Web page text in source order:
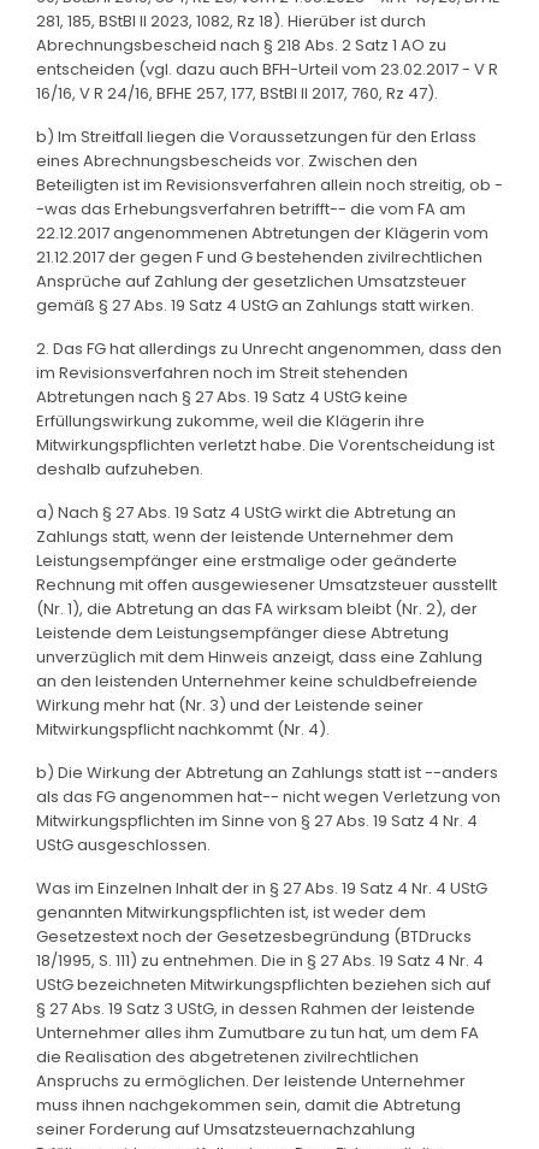
281, 185, BStBl II 2023, 1082, Rz 18). Hierüber ist durch
Abrechnungsbescheid nach § 218 Abs. 2 Satz 1 AO zu
entscheiden (vgl. dazu auch BFH-Urteil vom 23.02.2017 - V R
16/16, V R 24/16, BFHE 257, 177, BStBl II 2017, 760, Rz 47).
b) Im Streitfall liegen die Voraussetzungen für den Erlass
eines Abrechnungsbescheids vor. Zwischen den
Beteiligten ist im Revisionsverfahren allein noch streitig, ob -
-was das Erhebungsverfahren betrifft-- die vom FA am
22.12.2017 angenommenen Abtretungen der Klägerin vom
21.12.2017 der gegen F und G bestehenden zivilrechtlichen
Ansprüche auf Zahlung der gesetzlichen Umsatzsteuer
gemäß § 27 Abs. 19 Satz 4 UStG an Zahlungs statt wirken.
2. Das FG hat allerdings zu Unrecht angenommen, dass den
im Revisionsverfahren noch im Streit stehenden
Abtretungen nach § 27 Abs. 19 Satz 4 UStG keine
Erfüllungswirkung zukomme, weil die Klägerin ihre
Mitwirkungspflichten verletzt habe. Die Vorentscheidung ist
deshalb aufzuheben.
a) Nach § 27 Abs. 19 Satz 4 UStG wirkt die Abtretung an
Zahlungs statt, wenn der leistende Unternehmer dem
Leistungsempfänger eine erstmalige oder geänderte
Rechnung mit offen ausgewiesener Umsatzsteuer ausstellt
(Nr. 1), die Abtretung an das FA wirksam bleibt (Nr. 2), der
Leistende dem Leistungsempfänger diese Abtretung
unverzüglich mit dem Hinweis anzeigt, dass eine Zahlung
an den leistenden Unternehmer keine schuldbefreiende
Wirkung mehr hat (Nr. 3) und der Leistende seiner
Mitwirkungspflicht nachkommt (Nr. 4).
b) Die Wirkung der Abtretung an Zahlungs statt ist --anders
als das FG angenommen hat-- nicht wegen Verletzung von
Mitwirkungspflichten im Sinne von § 27 Abs. 19 Satz 4 Nr. 4
UStG ausgeschlossen.
Was im Einzelnen Inhalt der in § 27 Abs. 19 Satz 4 Nr. 4 UStG
genannten Mitwirkungspflichten ist, ist weder dem
Gesetzestext noch der Gesetzesbegründung (BTDrucks
18/1995, S. 111) zu entnehmen. Die in § 27 Abs. 19 Satz 4 Nr. 4
UStG bezeichneten Mitwirkungspflichten beziehen sich auf
§ 27 Abs. 19 Satz 3 UStG, in dessen Rahmen der leistende
Unternehmer alles ihm Zumutbare zu tun hat, um dem FA
die Realisation des abgetretenen zivilrechtlichen
Anspruchs zu ermöglichen. Der leistende Unternehmer
muss ihnen nachgekommen sein, damit die Abtretung
seiner Forderung auf Umsatzsteuernachzahlung